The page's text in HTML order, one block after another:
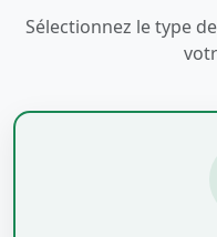
Sélectionnez le type